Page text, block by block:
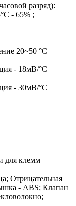
разряд):
- 65% ;
20~50 °С
- 18мВ/°С
- 30мВ/°С
для клемм
Отрицательная
- ABS; Клапан